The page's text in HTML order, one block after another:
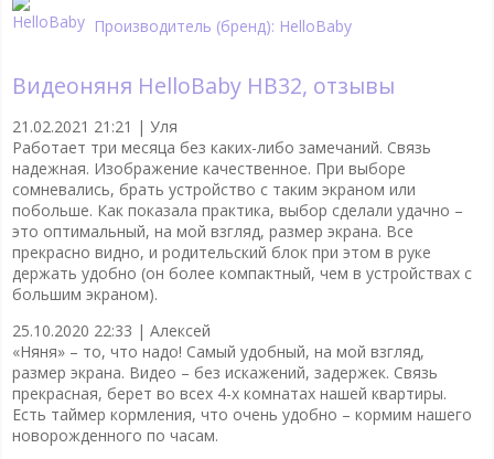
Производитель (бренд): HelloBaby
Видеоняня HelloBaby HB32, отзывы
21.02.2021 21:21 | Уля
Работает три месяца без каких-либо замечаний. Связь
надежная. Изображение качественное. При выборе
сомневались, брать устройство с таким экраном или
побольше. Как показала практика, выбор сделали удачно –
это оптимальный, на мой взгляд, размер экрана. Все
прекрасно видно, и родительский блок при этом в руке
держать удобно (он более компактный, чем в устройствах с
большим экраном).
25.10.2020 22:33 | Алексей
«Няня» – то, что надо! Самый удобный, на мой взгляд,
размер экрана. Видео – без искажений, задержек. Связь
прекрасная, берет во всех 4-х комнатах нашей квартиры.
Есть таймер кормления, что очень удобно – кормим нашего
новорожденного по часам.